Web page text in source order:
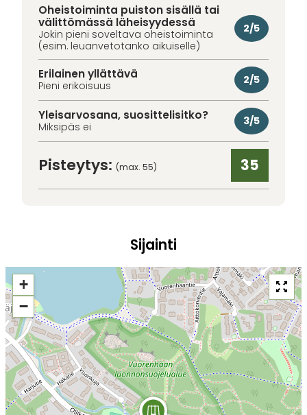
Oheistoiminta puiston sisällä tai
välittömässä läheisyydessä
Jokin pieni soveltava oheistoiminta
(esim. leuanvetotanko aikuiselle)
2/5
Erilainen yllättävä
Pieni erikoisuus 2/5
Yleisarvosana, suosittelisitko?
Miksipäs ei 3/5
Pisteytys: (max. 55) 35
Sijainti
+
−